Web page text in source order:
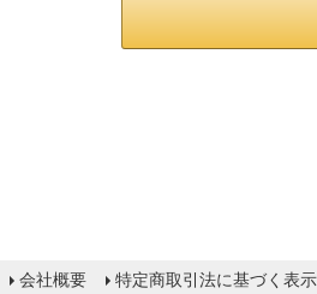
会社概要 特定商取引法に基づく表示